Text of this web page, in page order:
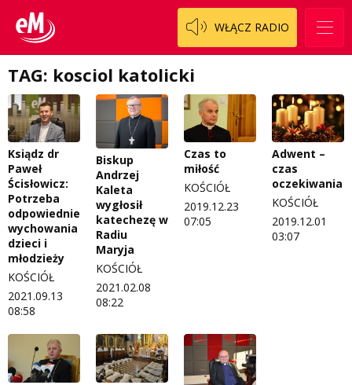
WŁĄCZ RADIO
Włoszczowski
Dzieciaki Cudaki
Historia na fali
Modna kultura
OdNowa
Pacjent, którego nie zapomnę
Pasjonaci
Piąta strona świata
Prawdę mówiąc
Tak wierzę
Weekend z blondynką
Koncert życzeń
Kontakt
O nas
Regulamin programu Patron
Zespół
Logo do pobrania
Regulamin konkursów
Regulamin przesyłania materiałów
Regulamin sklepu internetowego
Regulamin darowizn
Regulamin konkursu Zwierzak naszej klasy
Polityka prywatności
TAG: kosciol katolicki
Ksiądz dr
Paweł
Ścisłowicz:
Potrzeba
odpowiedniego
wychowania
dzieci i
młodzieży
KOŚCIÓŁ
2021.09.13
08:58
Biskup
Andrzej
Kaleta
wygłosił
katechezę w
Radiu
Maryja
KOŚCIÓŁ
2021.02.08
08:22
Czas to
miłość
KOŚCIÓŁ
2019.12.23
07:05
Adwent –
czas
oczekiwania
KOŚCIÓŁ
2019.12.01
03:07